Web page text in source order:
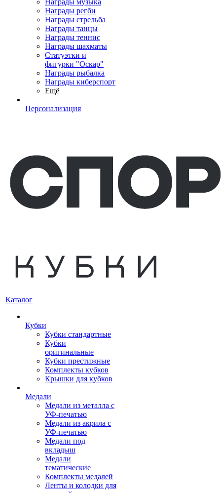
Награды музыка
Награды регби
Награды стрельба
Награды танцы
Награды теннис
Награды шахматы
Статуэтки и
фигурки "Оскар"
Награды рыбалка
Награды киберспорт
Ещё
Персонализация
Каталог
Кубки
Кубки стандартные
Кубки
оригинальные
Кубки престижные
Комплекты кубков
Крышки для кубков
Медали
Медали из металла с
УФ-печатью
Медали из акрила с
УФ-печатью
Медали под
вкладыш
Медали
тематические
Комплекты медалей
Ленты и колодки для